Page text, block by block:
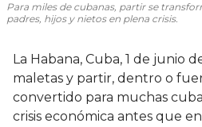
Para miles de cubanas, partir se
padres, hijos y nietos en plena crisis.
La Habana, Cuba, 1 de junio
maletas y partir, dentro o
convertido para muchas
crisis económica antes que